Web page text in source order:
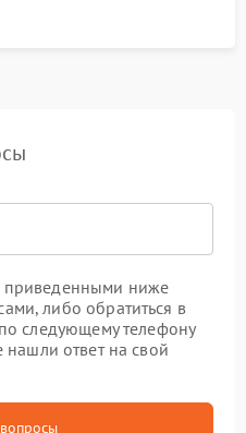
приведенными ниже
либо обратиться в
следующему телефону
нашли ответ на свой